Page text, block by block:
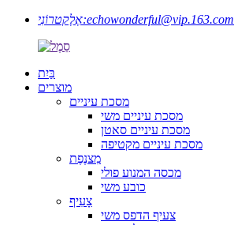
אֶלֶקטרוֹנִי:echowonderful@vip.163.com
בַּיִת
מוצרים
מסכת עיניים
מסכת עיניים משי
מסכת עיניים סאטן
מסכת עיניים מקטיפה
מִצנֶפֶת
מכסה המנוע פולי
כובע משי
צָעִיף
צעיף הדפס משי